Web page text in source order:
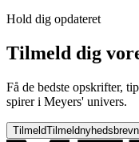
Hold dig opdateret
Tilmeld dig
Få de bedste opskrifter,
spirer i Meyers' univers.
TilmeldTilmeldnyhedsbrev